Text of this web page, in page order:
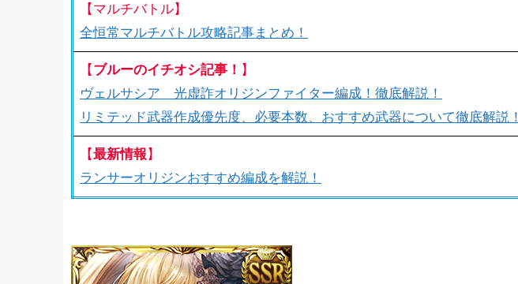
【マルチバトル】
全恒常マルチバトル攻略記事まとめ！
【 ブルーのイチオシ記事！ 】
ヴェルサシア 光虚詐オリジンファイター編成！徹底解説！
リミテッド武器作成優先度、必要本数、おすすめ武器について徹底解説！
【最新情報 】
ランサーオリジンおすすめ編成を解説！